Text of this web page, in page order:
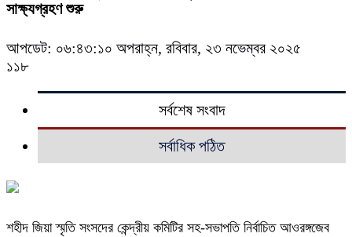
সাক্ষ্যগ্রহণ শুরু
আপডেট: ০৬:৪৩:১০ অপরাহ্ন, রবিবার, ২৩ নভেম্বর ২০২৫
১১৮
সর্বশেষ সংবাদ
সর্বাধিক পঠিত
শহীদ জিয়া স্মৃতি সংসদের কেন্দ্রীয় কমিটির সহ-সভাপতি নির্বাচিত আওরঙ্গজেব